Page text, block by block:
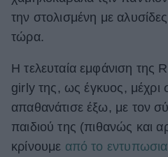
Αφιερώματα
ΒΟΞ
Χωρίς Ταμπέλες
την στολισμένη με
τώρα.
Η τελευταία εμφάνιση της
girly της, ως έγκυος,
απαθανάτισε έξω, με τον
παιδιού της (πιθανώς και
κρίνουμε από το